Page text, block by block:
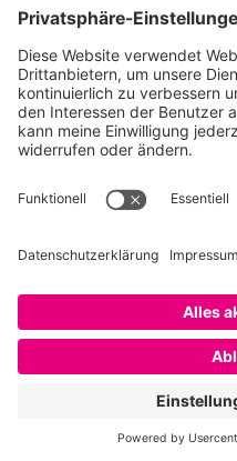
Über SAATKORN
SAATKORN ist der Blog
er über die Themen